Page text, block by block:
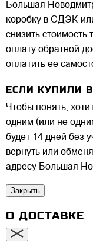
Большая
коробку в СДЭК
снизить стоимость
оплату обратной
оплатить ее
ЕСЛИ КУПИЛИ
Чтобы понять,
одним (или не
будет 14 дней без
вернуть или
адресу Большая
Закрыть
О ДОСТАВКЕ